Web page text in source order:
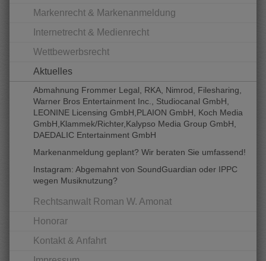
Markenrecht & Markenanmeldung
Internetrecht & Medienrecht
Wettbewerbsrecht
Aktuelles
Abmahnung Frommer Legal, RKA, Nimrod, Filesharing,
Warner Bros Entertainment Inc., Studiocanal GmbH,
LEONINE Licensing GmbH,PLAION GmbH, Koch Media
GmbH,Klammek/Richter,Kalypso Media Group GmbH,
DAEDALIC Entertainment GmbH
Markenanmeldung geplant? Wir beraten Sie umfassend!
Instagram: Abgemahnt von SoundGuardian oder IPPC
wegen Musiknutzung?
Rechtsanwalt Roman W. Amonat
Honorar
Kontakt & Anfahrt